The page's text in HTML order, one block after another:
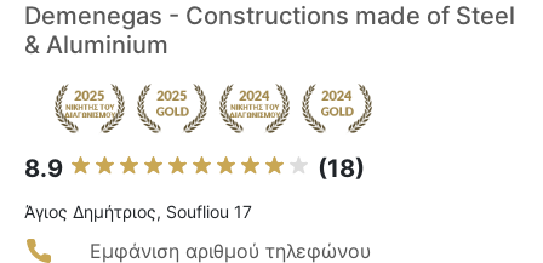
Demenegas - Constructions made of Steel
& Aluminium
8.9 (18)
Άγιος Δημήτριος, Soufliou 17
Εμφάνιση αριθμού τηλεφώνου